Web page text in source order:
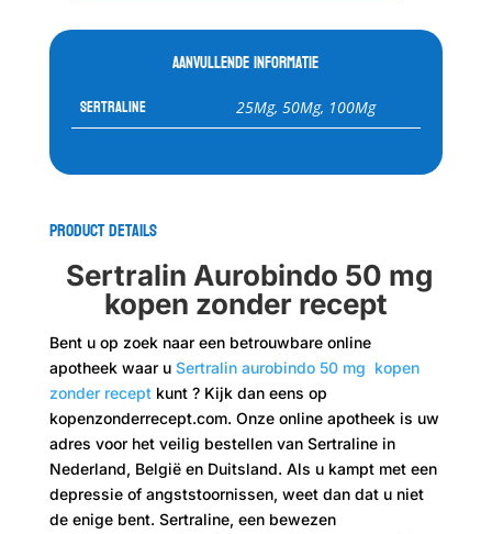
Aanvullende informatie
Sertraline 25Mg, 50Mg, 100Mg
Product Details
Sertralin Aurobindo 50 mg
kopen zonder recept
Bent u op zoek naar een betrouwbare online
apotheek waar u Sertralin aurobindo 50 mg kopen
zonder receptkunt ? Kijk dan eens op
kopenzonderrecept.com. Onze online apotheek is uw
adres voor het veilig bestellen van Sertraline in
Nederland, België en Duitsland. Als u kampt met een
depressie of angststoornissen, weet dan dat u niet
de enige bent. Sertraline, een bewezen